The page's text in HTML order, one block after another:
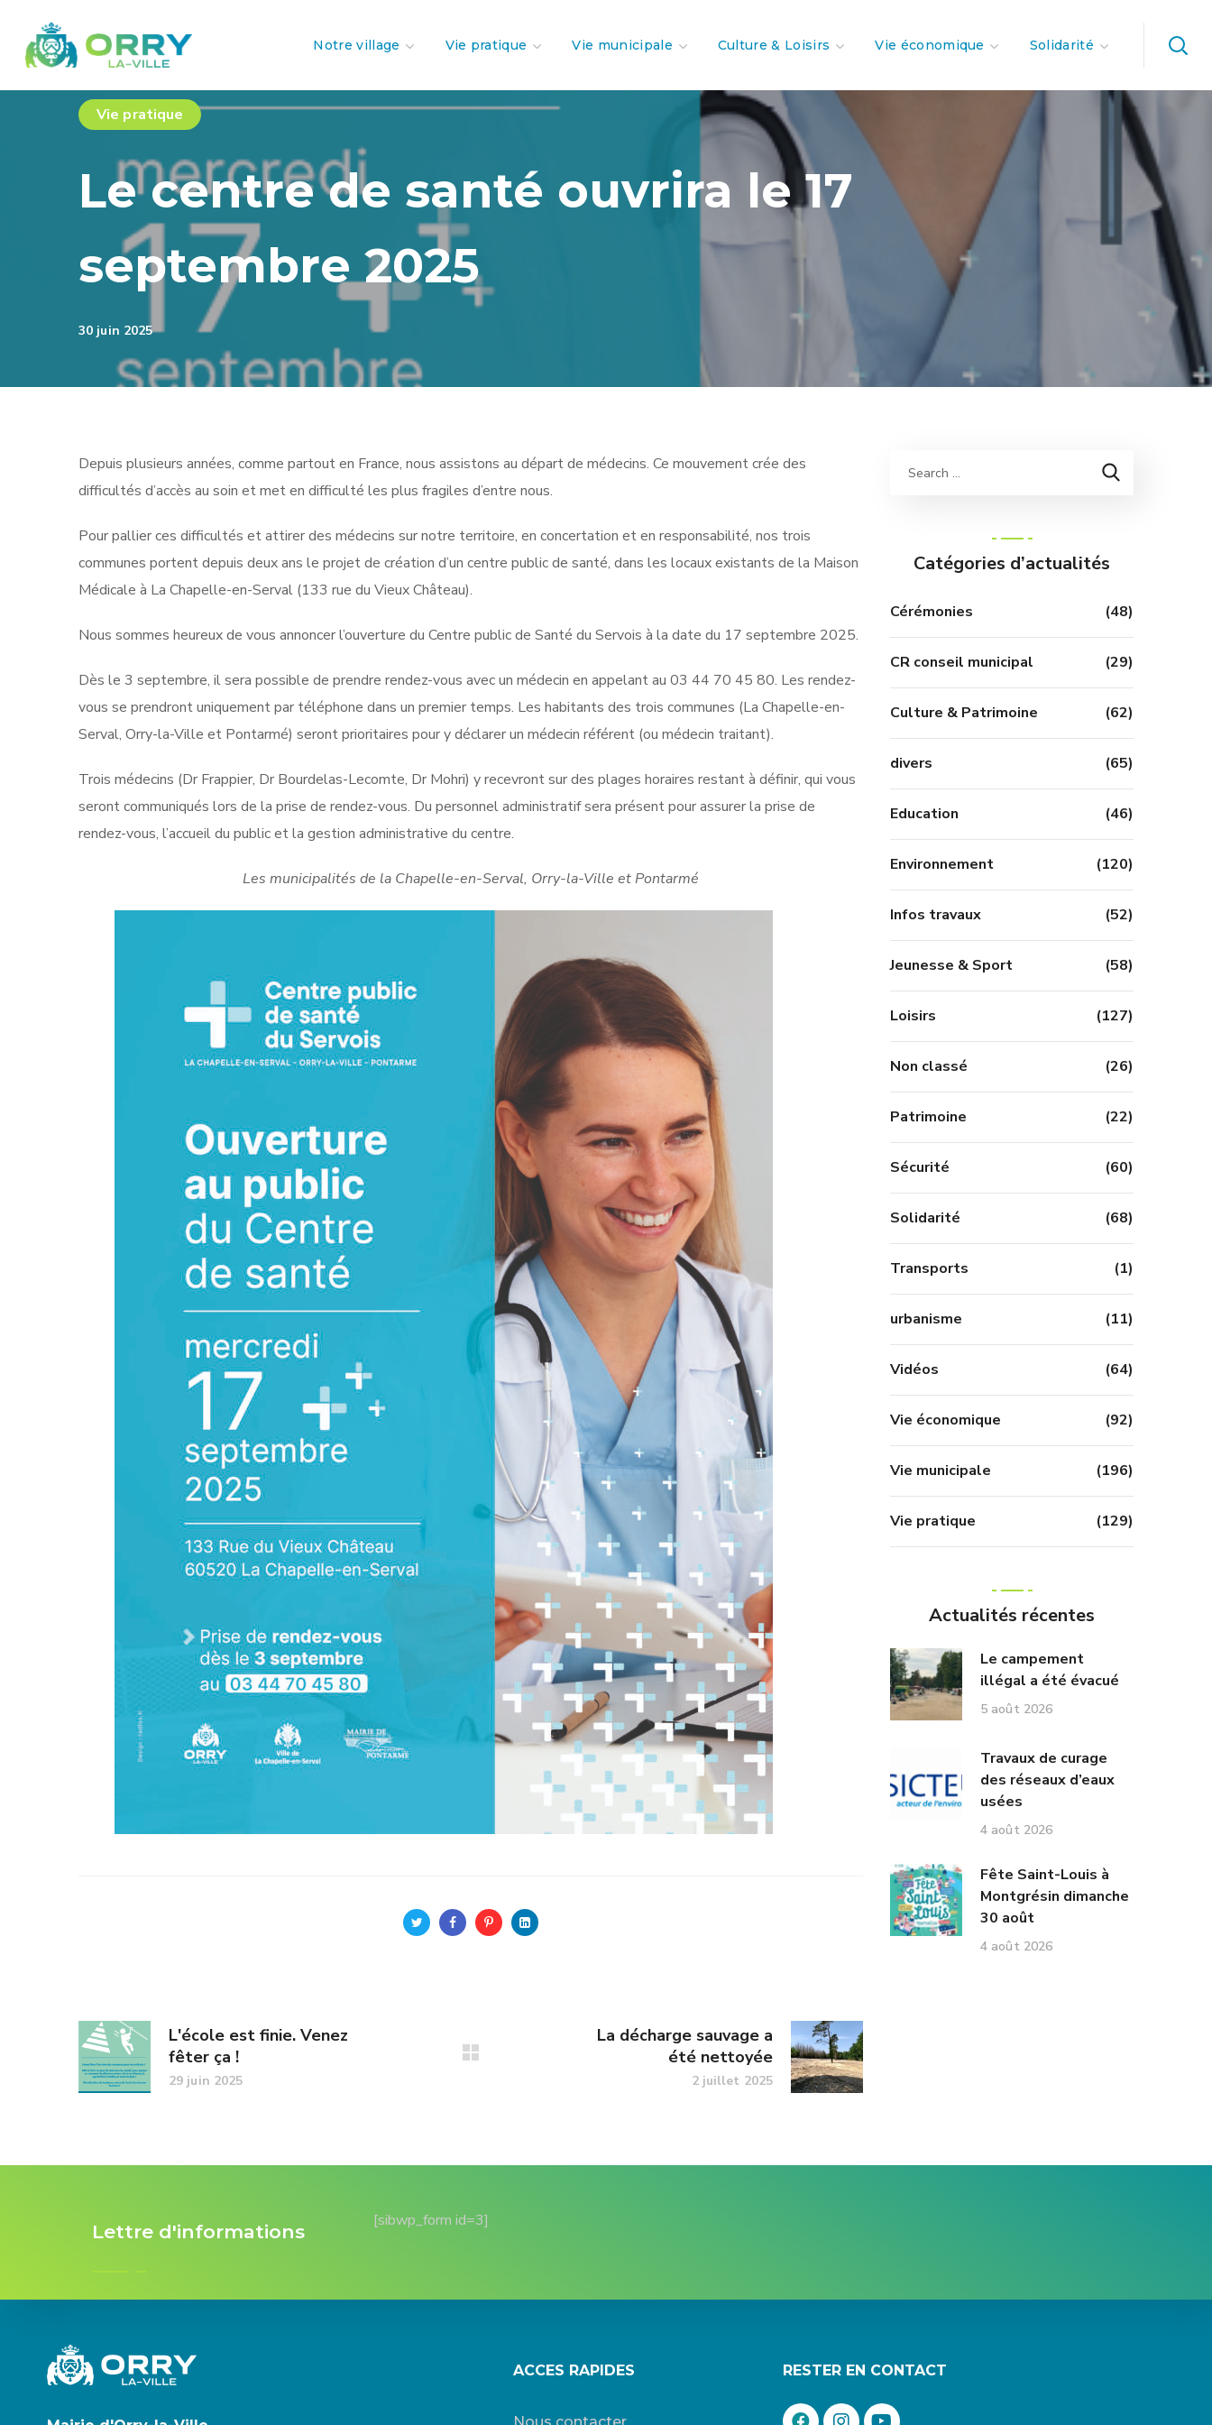
Notre village Vie pratique Vie municipale Culture & Loisirs Vie économique Solidarité
Vie pratique
Le centre de santé ouvrira le 17
septembre 2025
30 juin 2025
Depuis plusieurs années, comme partout en France, nous assistons au départ de médecins. Ce mouvement crée des
difficultés d’accès au soin et met en difficulté les plus fragiles d’entre nous.
Pour pallier ces difficultés et attirer des médecins sur notre territoire, en concertation et en responsabilité, nos trois
communes portent depuis deux ans le projet de création d’un centre public de santé, dans les locaux existants de la Maison
Médicale à La Chapelle-en-Serval (133 rue du Vieux Château).
Nous sommes heureux de vous annoncer l’ouverture du Centre public de Santé du Servois à la date du 17 septembre 2025.
Dès le 3 septembre, il sera possible de prendre rendez-vous avec un médecin en appelant au 03 44 70 45 80. Les rendez-
vous se prendront uniquement par téléphone dans un premier temps. Les habitants des trois communes (La Chapelle-en-
Serval, Orry-la-Ville et Pontarmé) seront prioritaires pour y déclarer un médecin référent (ou médecin traitant).
Trois médecins (Dr Frappier, Dr Bourdelas-Lecomte, Dr Mohri) y recevront sur des plages horaires restant à définir, qui vous
seront communiqués lors de la prise de rendez-vous. Du personnel administratif sera présent pour assurer la prise de
rendez-vous, l’accueil du public et la gestion administrative du centre.
Les municipalités de la Chapelle-en-Serval, Orry-la-Ville et Pontarmé
L'école est finie. Venez
fêter ça !
29 juin 2025
La décharge sauvage a
été nettoyée
2 juillet 2025
Catégories d’actualités
Cérémonies (48)
CR conseil municipal (29)
Culture & Patrimoine (62)
divers (65)
Education (46)
Environnement (120)
Infos travaux (52)
Jeunesse & Sport (58)
Loisirs (127)
Non classé (26)
Patrimoine (22)
Sécurité (60)
Solidarité (68)
Transports (1)
urbanisme (11)
Vidéos (64)
Vie économique (92)
Vie municipale (196)
Vie pratique (129)
Actualités récentes
Le campement
illégal a été évacué
5 août 2026
Travaux de curage
des réseaux d’eaux
usées
4 août 2026
Fête Saint-Louis à
Montgrésin dimanche
30 août
4 août 2026
Lettre d'informations [sibwp_form id=3]
ACCES RAPIDES RESTER EN CONTACT